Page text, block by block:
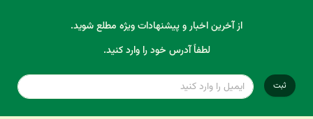
از آخرین اخبار و پیشنهادات ویژه مطلع شوید.
لطفاً آدرس خود را وارد کنید.
ثبت